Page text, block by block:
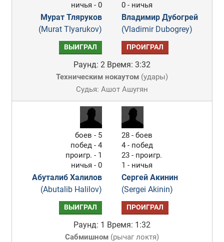
ничья - 0
Мурат Тляруков
(Murat Tlyarukov)
0 - ничья
Владимир Дубогрей
(Vladimir Dubogrey)
ВЫИГРАЛ ПРОИГРАЛ
Раунд: 2 Время: 3:32
Техническим нокаутом(удары)
Судья: Ашот Ашугян
боев - 5
побед - 4
проигр. - 1
ничья - 0
Абуталиб Халилов
(Abutalib Halilov)
28 - боев
4 - побед
23 - проигр.
1 - ничья
Сергей Акинин
(Sergei Akinin)
ВЫИГРАЛ ПРОИГРАЛ
Раунд: 1 Время: 1:32
Сабмишном(рычаг локтя)